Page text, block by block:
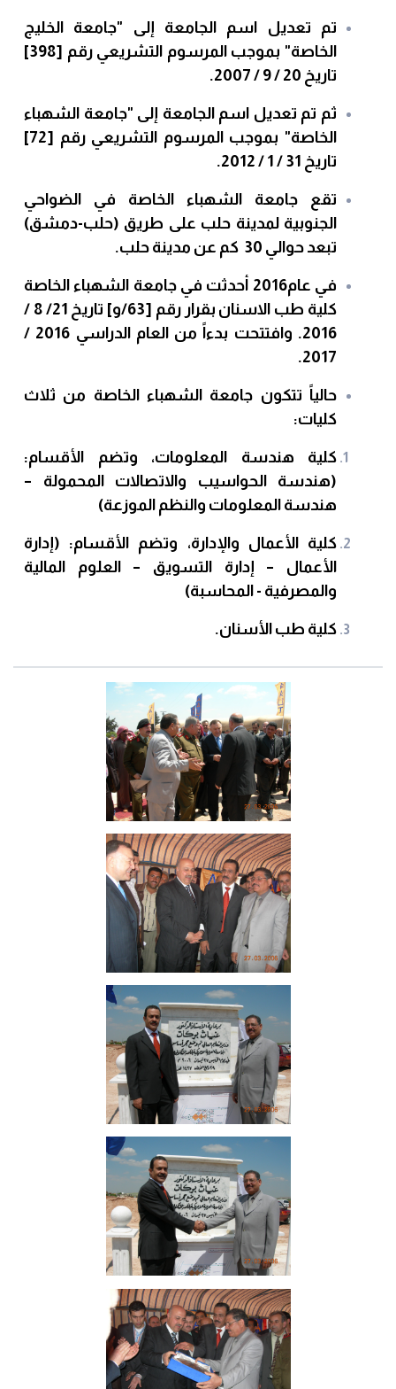
تم تعديل اسم الجامعة إلى "جامعة الخليج
الخاصة" بموجب المرسوم التشريعي رقم [398]
تاريخ 20 / 9 / 2007.
ثم تم تعديل اسم الجامعة إلى "جامعة الشهباء
الخاصة" بموجب المرسوم التشريعي رقم [72]
تاريخ 31 / 1 / 2012.
تقع جامعة الشهباء الخاصة في الضواحي
الجنوبية لمدينة حلب على طريق (حلب-دمشق)
تبعد حوالي 30 كم عن مدينة حلب.
في عام2016 أحدثت في جامعة الشهباء الخاصة
كلية طب الاسنان بقرار رقم [63/و] تاريخ 21/ 8 /
2016. وافتتحت بدءاً من العام الدراسي 2016 /
2017.
حالياً تتكون جامعة الشهباء الخاصة من ثلاث
كليات:
كلية هندسة المعلومات، وتضم الأقسام:
(هندسة الحواسيب والاتصالات المحمولة –
هندسة المعلومات والنظم الموزعة)
كلية الأعمال والإدارة، وتضم الأقسام: (إدارة
الأعمال – إدارة التسويق – العلوم المالية
والمصرفية - المحاسبة)
كلية طب الأسنان.